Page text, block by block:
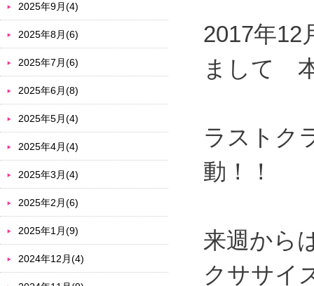
2017年
まして
ラストク
動！！
来週から
クササイ
2025年9月(4)
2025年8月(6)
2025年7月(6)
2025年6月(8)
2025年5月(4)
2025年4月(4)
2025年3月(4)
2025年2月(6)
2025年1月(9)
2024年12月(4)